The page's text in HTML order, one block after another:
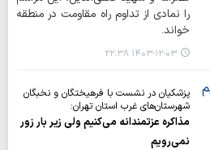
را نمادی از تداوم راه مقاومت در منطقه
خواند.
۱۴۰۳-۱۲-۰۳ ۲۲:۳۸
پزشکیان در نشست با فرهیختگان و نخبگان
شهرستان‌های غرب استان تهران:
مذاکره عزتمندانه می‌کنیم ولی زیر بار زور
نمی‌رویم